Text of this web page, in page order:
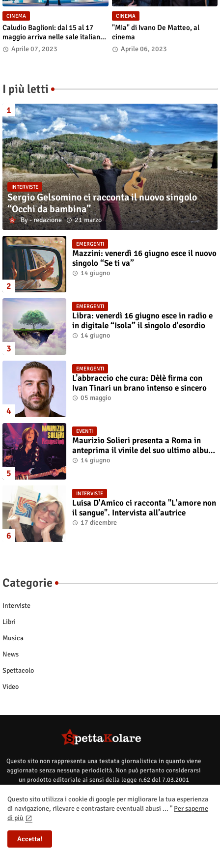
CINEMA
Caludio Baglioni: dal 15 al 17
maggio arriva nelle sale italiane
"TUTTI SU! Buon compleanno
Claudio"
Aprile 07, 2023
CINEMA
"Mia" di Ivano De Matteo, al
cinema
Aprile 06, 2023
I più letti
INTERVISTE
Sergio Gelsomino ci racconta il nuovo singolo
“Occhi da bambina”
redazione 21 marzo
EMERGENTI
Mazzini: venerdì 16 giugno esce il nuovo
singolo “Se ti va”
14 giugno
EMERGENTI
Libra: venerdì 16 giugno esce in radio e
in digitale “Isola” il singolo d'esordio
14 giugno
EMERGENTI
L’abbraccio che cura: Dèlè firma con
Ivan Tinari un brano intenso e sincero
05 maggio
EVENTI
Maurizio Solieri presenta a Roma in
anteprima il vinile del suo ultimo album
“Resurrection”
14 giugno
INTERVISTE
Luisa D'Amico ci racconta "L'amore non
il sangue". Intervista all’autrice
17 dicembre
Categorie
Interviste
Libri
Musica
News
Spettacolo
Video
Questo sito non rappresenta una testata giornalistica in quanto viene
aggiornato senza nessuna periodicità. Non può pertanto considerarsi
un prodotto editoriale ai sensi della legge n.62 del 7.03.2001
Home
Questo sito utilizza i cookie di google per migliorare la tua esperienza
di navigazione, rilevare e contrastare eventuali abusi ... " Per saperne
di più
Accetta!